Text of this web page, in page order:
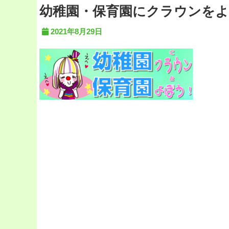
幼稚園・保育園にクラウンを
2021年8月29日